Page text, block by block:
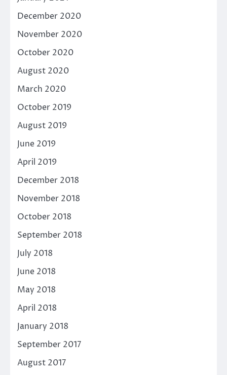
December 2020
November 2020
October 2020
August 2020
March 2020
October 2019
August 2019
June 2019
April 2019
December 2018
November 2018
October 2018
September 2018
July 2018
June 2018
May 2018
April 2018
January 2018
September 2017
August 2017